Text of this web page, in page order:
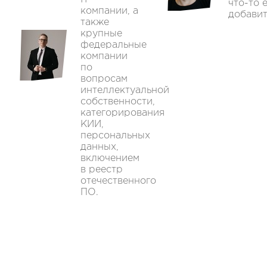
компании, а
также
крупные
федеральные
компании
по
вопросам
интеллектуальной
собственности,
категорирования
КИИ,
персональных
данных,
включением
в реестр
отечественного
ПО.
что-то